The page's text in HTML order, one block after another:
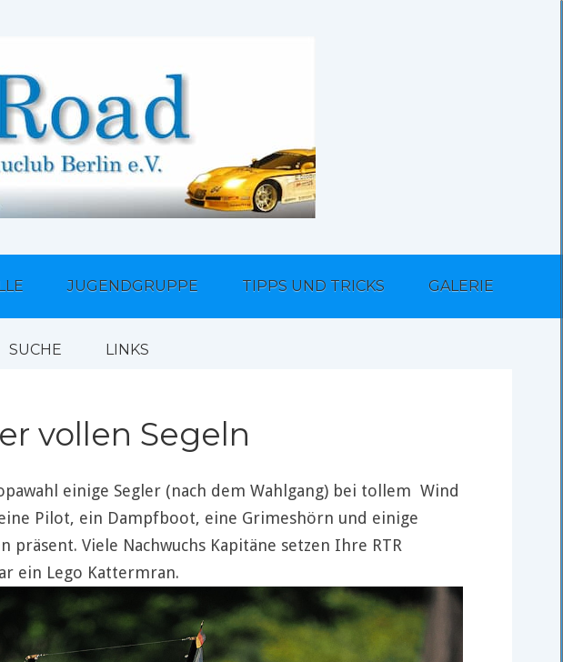
JUGENDGRUPPE TIPPS UND TRICKS GALERIE
SUCHE LINKS
vollen Segeln
einige Segler (nach dem Wahlgang) bei tollem Wind
Pilot, ein Dampfboot, eine Grimeshörn und einige
Viele Nachwuchs Kapitäne setzen Ihre RTR
ein Lego Kattermran.